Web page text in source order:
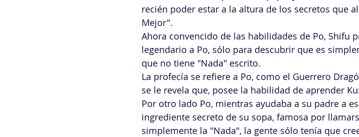
recién poder estar a la altura de los secretos que
Mejor".
Ahora convencido de las habilidades de Po, Shifu
legendario a Po, sólo para descubrir que es
que no tiene "Nada" escrito.
La profecía se refiere a Po, como el Guerrero
se le revela que, posee la habilidad de aprender
Por otro lado Po, mientras ayudaba a su padre a
ingrediente secreto de su sopa, famosa por
simplemente la "Nada", la gente sólo tenía que